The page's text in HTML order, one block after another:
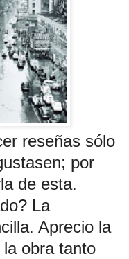
reseñas sólo
por
de esta.
La
Aprecio la
obra tanto